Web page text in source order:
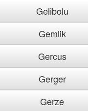
Gelibolu
Gemlik
Gercus
Gerger
Gerze